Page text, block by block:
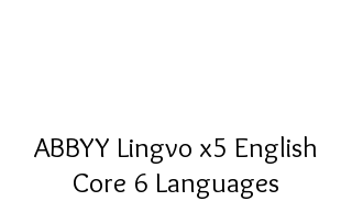
ABBYY Lingvo x5 English
Core 6 Languages